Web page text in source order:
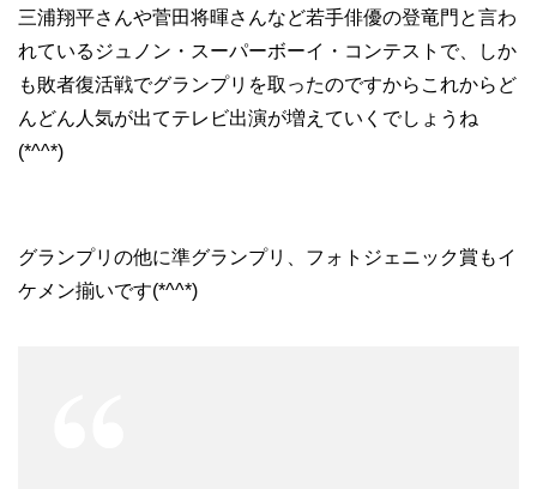
三浦翔平さんや菅田将暉さんなど若手俳優の登竜門と言わ
れているジュノン・スーパーボーイ・コンテストで、しか
も敗者復活戦でグランプリを取ったのですからこれからど
んどん人気が出てテレビ出演が増えていくでしょうね
(*^^*)
グランプリの他に準グランプリ、フォトジェニック賞もイ
ケメン揃いです(*^^*)